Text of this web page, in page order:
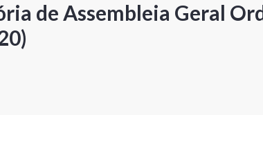
de Assembleia Geral